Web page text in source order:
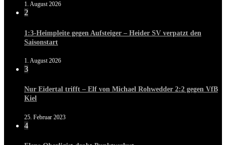
1. August 2026
2
1:3-Heimpleite gegen Aufsteiger – Heider SV verpatzt den
Saisonstart
1. August 2026
3
Nur Eidertal trifft – Elf von Michael Rohwedder 2:2 gegen VfB
Kiel
25. Februar 2023
4